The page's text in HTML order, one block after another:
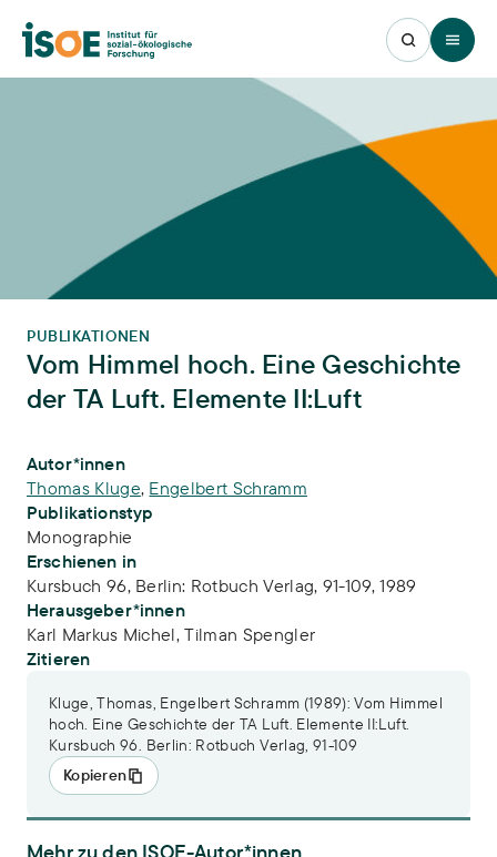
Open
PUBLIKATIONEN
Vom Himmel hoch. Eine Geschichte
der TA Luft. Elemente II:Luft
Publikations-Infos
Autor*innen
Thomas Kluge, Engelbert Schramm
Publikationstyp
Monographie
Erschienen in
Kursbuch 96, Berlin: Rotbuch Verlag, 91-109, 1989
Herausgeber*innen
Karl Markus Michel,Tilman Spengler
Zitieren
Kluge, Thomas, Engelbert Schramm (1989): Vom Himmel
hoch. Eine Geschichte der TA Luft. Elemente II:Luft.
Kursbuch 96. Berlin: Rotbuch Verlag, 91-109
Kopieren